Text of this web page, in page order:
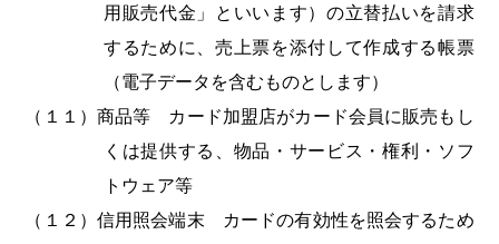
用販売代金」といいます）の立替払いを請求
するために、売上票を添付して作成する帳票
（電子データを含むものとします）
（１１）商品等 カード加盟店がカード会員に販売もし
くは提供する、物品・サービス・権利・ソフ
トウェア等
（１２）信用照会端末 カードの有効性を照会するため